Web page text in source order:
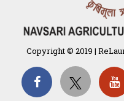
गुणवत्ता युक्त कृषि-शिक्षा
कृषि अनुसंधान परिषद की
Copyright © 2019 |